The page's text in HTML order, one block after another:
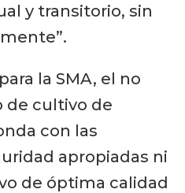
y transitorio, sin
la SMA, el no
de cultivo de
con las
apropiadas ni
de óptima calidad